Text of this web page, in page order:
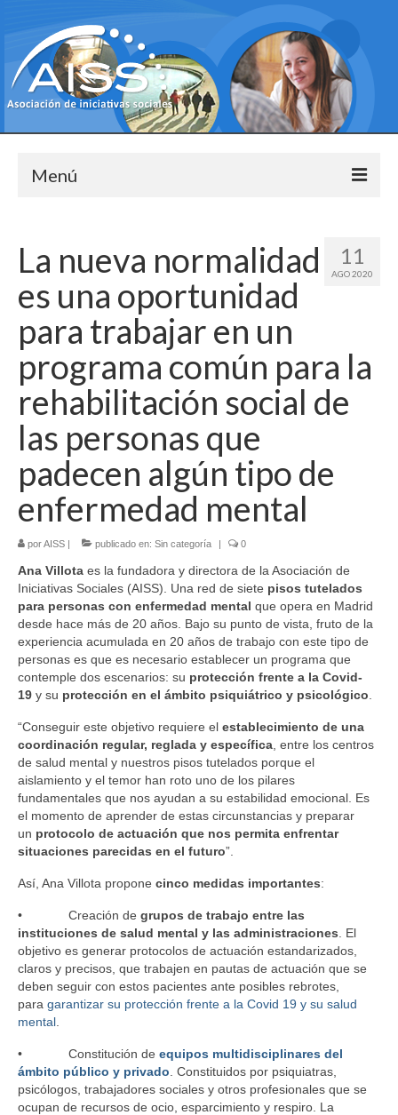
Menú
Pisos tutelados
Objetivos
¿Por qué pisos supervisados?
Nuestros pisos tutelados
Ocio y tiempo libre
Servicio de ayuda a domicilio
Otros Servicios
Asesoramiento legal
Certificado discapacidad
Atención Psicológica
Logopedia
Proyecto de voluntariado
Nosotros
Nuestras instalaciones
Contacto
Tríptico AISS
Revista AISS
Personalidades
Blog
Prensa
Apariciones en prensa
11
AGO 2020
La nueva normalidad
es una oportunidad
para trabajar en un
programa común para la
rehabilitación social de
las personas que
padecen algún tipo de
enfermedad mental
porAISS | publicado en: Sin categoría | 0
Ana Villota es la fundadora y directora de la Asociación de
Iniciativas Sociales (AISS). Una red de siete pisos tutelados
para personas con enfermedad mental que opera en Madrid
desde hace más de 20 años. Bajo su punto de vista, fruto de la
experiencia acumulada en 20 años de trabajo con este tipo de
personas es que es necesario establecer un programa que
contemple dos escenarios: su protección frente a la Covid-
19 y su protección en el ámbito psiquiátrico y psicológico
“Conseguir este objetivo requiere el establecimiento de una
coordinación regular, reglada y específica , entre los centros
de salud mental y nuestros pisos tutelados porque el
aislamiento y el temor han roto uno de los pilares
fundamentales que nos ayudan a su estabilidad emocional. Es
el momento de aprender de estas circunstancias y preparar
un protocolo de actuación que nos permita enfrentar
situaciones parecidas en el futuro”.
Así, Ana Villota propone cinco medidas importantes:
• Creación de grupos de trabajo entre las
instituciones de salud mental y las administraciones . El
objetivo es generar protocolos de actuación estandarizados,
claros y precisos, que trabajen en pautas de actuación que se
deben seguir con estos pacientes ante posibles rebrotes,
para garantizar su protección frente a la Covid 19 y su salud
mental
• Constitución de equipos multidisciplinares del
ámbito público y privado . Constituidos por psiquiatras,
psicólogos, trabajadores sociales y otros profesionales que se
ocupan de recursos de ocio, esparcimiento y respiro. La